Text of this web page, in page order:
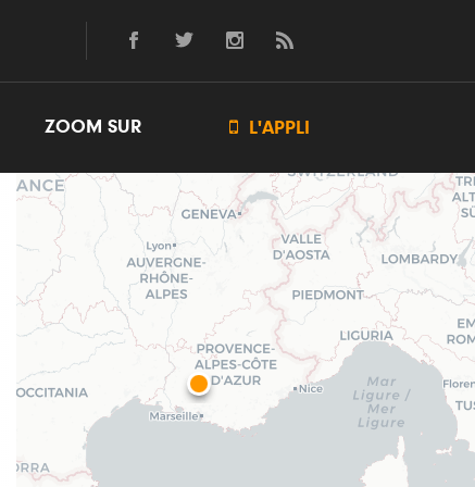
ZOOM SUR  L'APPLI